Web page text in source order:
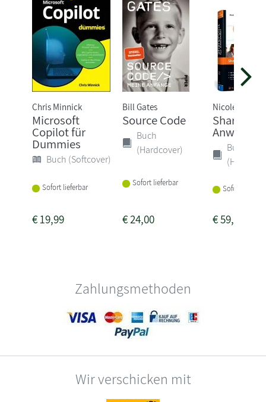
Chris Minnick
Microsoft
Copilot für
Dummies
Buch (Softcover)
Sofort lieferbar
€19,99
Bill Gates
Source Code
Buch
(Hardcover)
Sofort lieferbar
€24,00
Nicole Enders
Anwender
Buch
Sofort
€59,90
Zahlungsmethoden
Wir verschicken mit